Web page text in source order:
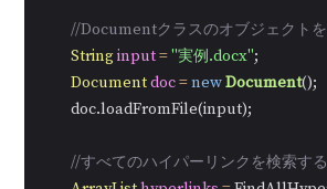
//Documentクラスのオブジェクト
Stringinput="実例.docx";
Documentdoc=newDocument();
        doc.loadFromFile(input);
//すべてのハイパーリンクを検索する